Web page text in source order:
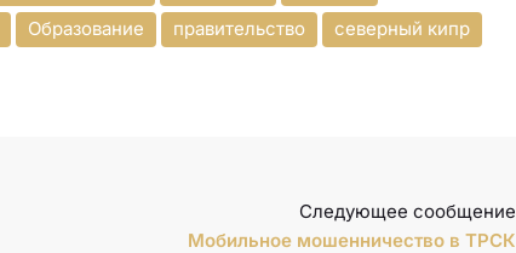
Образование правительство
северный кипр
Следующее сообщение
Мобильное мошенничество в ТРСК